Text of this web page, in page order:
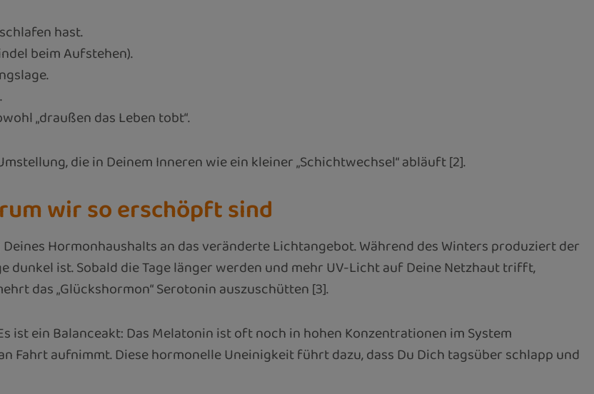
hast.
beim Aufstehen).
„draußen das Leben tobt“.
die in Deinem Inneren wie ein kleiner „Schichtwechsel“ abläuft [2].
wir so erschöpft sind
Hormonhaushalts an das veränderte Lichtangebot. Während des Winters produziert der
dunkel ist. Sobald die Tage länger werden und mehr UV-Licht auf Deine Netzhaut trifft,
das „Glückshormon“ Serotonin auszuschütten [3].
ist ein Balanceakt: Das Melatonin ist oft noch in hohen Konzentrationen im System
Fahrt aufnimmt. Diese hormonelle Uneinigkeit führt dazu, dass Du Dich tagsüber schlapp und